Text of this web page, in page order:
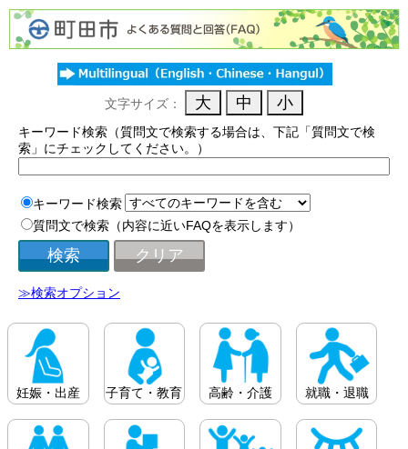
文字サイズ：
キーワード検索（質問文で検索する場合は、下記「質問文で検
索」にチェックしてください。）
キーワード検索
質問文で検索（内容に近いFAQを表示します）
≫検索オプション
妊娠・出産 子育て・教育 高齢・介護 就職・退職